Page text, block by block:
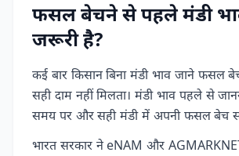
फसल बेचने से पहले मंडी
जरूरी है?
कई बार किसान बिना मंडी भाव जाने फसल
सही दाम नहीं मिलता। मंडी भाव पहले से
समय पर और सही मंडी में अपनी फसल बेच
भारत सरकार ने eNAM और